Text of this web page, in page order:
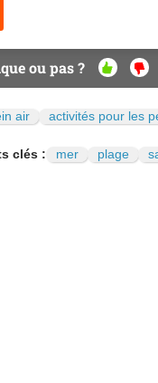
ou pas ?
OUI NON
air activités pour les
clés : mer plage